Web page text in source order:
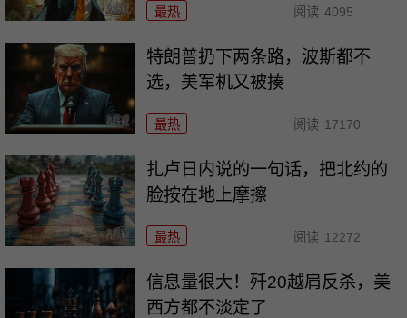
最热 阅读 4095
特朗普扔下两条路，波斯都不
选，美军机又被揍
最热 阅读 17170
扎卢日内说的一句话，把北约的
脸按在地上摩擦
最热 阅读 12272
信息量很大！歼20越肩反杀，美
西方都不淡定了